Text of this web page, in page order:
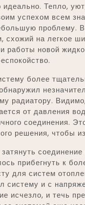
Тепло,
успехом всем
проблему.
на легкое
работы новой
более
радиатору.
от давления
соединения.
решения, чтобы
прибегнуть к
для систем
систему и с
исчезло, и течь